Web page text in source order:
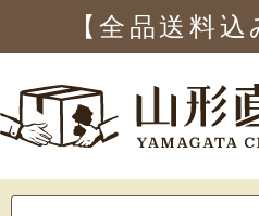
【全品送料